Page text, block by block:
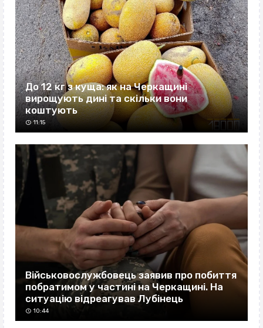
До 12 кг з куща: як на Черкащині
вирощують дині та скільки вони
коштують
11:15
Військовослужбовець заявив про побиття
побратимом у частині на Черкащині. На
ситуацію відреагував Лубінець
10:44